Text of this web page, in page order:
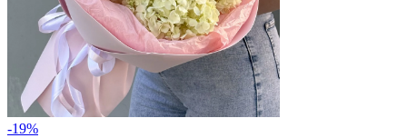
-19%